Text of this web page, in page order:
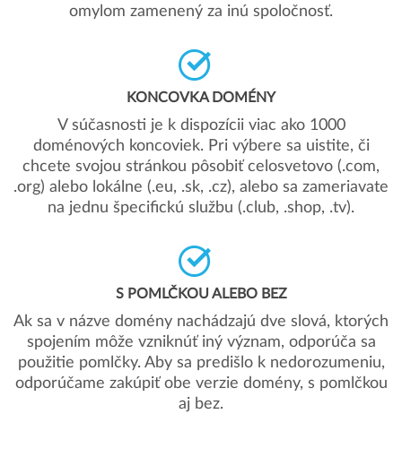
omylom zamenený za inú spoločnosť.
KONCOVKA DOMÉNY
V súčasnosti je k dispozícii viac ako 1000
doménových koncoviek. Pri výbere sa uistite, či
chcete svojou stránkou pôsobiť celosvetovo (.com,
.org) alebo lokálne (.eu, .sk, .cz), alebo sa zameriavate
na jednu špecifickú službu (.club, .shop, .tv).
S POMLČKOU ALEBO BEZ
Ak sa v názve domény nachádzajú dve slová, ktorých
spojením môže vzniknúť iný význam, odporúča sa
použitie pomlčky. Aby sa predišlo k nedorozumeniu,
odporúčame zakúpiť obe verzie domény, s pomlčkou
aj bez.